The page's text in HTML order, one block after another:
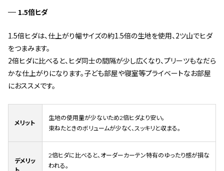
1.5倍ヒダ
1.5倍ヒダは、仕上がり幅サイズの約1.5倍の生地を使用、2ツ山でヒダ
をつまみます。
2倍ヒダに比べると、ヒダ同士の間隔が少し広くなり、プリーツもなだら
かな仕上がりになります。子ども部屋や寝室等プライベートなお部屋
におススメです。
メリット
生地の使用量が少ないため2倍ヒダより安い。
束ねたときのボリュームが少なく、スッキリと収まる。
デメリッ
2倍ヒダに比べると、オーダーカーテン特有のゆったり感が損な
われる。